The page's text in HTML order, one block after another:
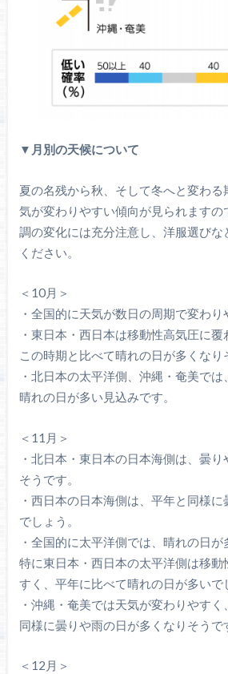
▼月別の天候について
夏の名残から秋、そして冬へと変わる
気が変わりやすい傾向が見られますの
調の変化には充分注意し、洋服選びな
ください。
＜10月＞
・全国的に天気が数日の周期で変わり
・東日本・西日本は移動性高気圧に
この時期と比べて晴れの日が多くなり
・北日本の太平洋側、沖縄・奄美で
晴れの日が多い見込みです。
＜11月＞
・北日本・東日本の日本海側は、曇
そうです。
・西日本の日本海側は、平年と同様
でしょう。
・全国的に太平洋側では、晴れの日が
特に東日本・西日本の太平洋側は移動
すく、平年に比べて晴れの日が多いで
・沖縄・奄美では天気が変わりやす
同様に曇りや雨の日が多くなりそうで
＜12月＞